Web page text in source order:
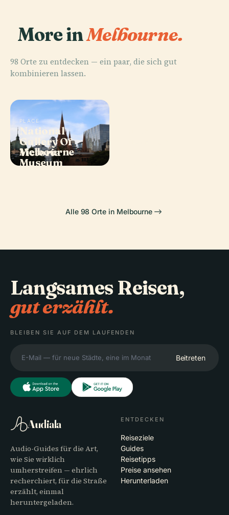
More inMelbourne.
98 Orte zu entdecken — ein paar, die sich gut
kombinieren lassen.
PLACE
National
Gallery Of
Victoria
PLACE
Melbourne
Museum
Alle 98 Orte in Melbourne
Langsames Reisen,
gut erzählt.
BLEIBEN SIE AUF DEM LAUFENDEN
Beitreten
Audiala
Audio-Guides für die Art,
wie Sie wirklich
umherstreifen — ehrlich
recherchiert, für die Straße
erzählt, einmal
heruntergeladen.
ENTDECKEN
Reiseziele
Guides
Reisetipps
Preise ansehen
Herunterladen